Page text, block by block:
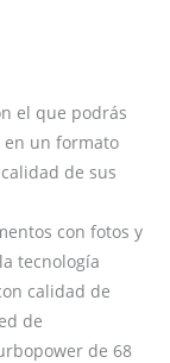
el que podrás
en un formato
de sus
con fotos y
tecnología
calidad de
de
de 68